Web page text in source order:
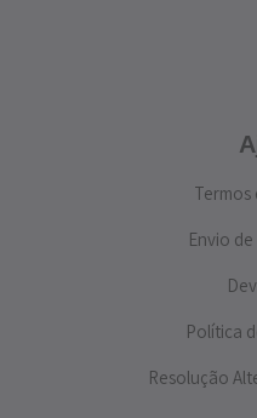
Termos
Envio
Política
Resolução